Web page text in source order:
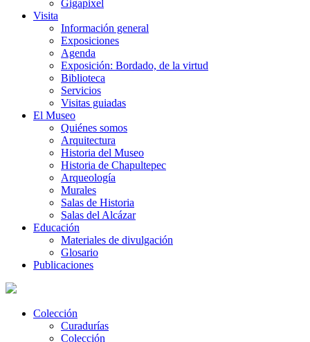
Gigapixel
Visita
Información general
Exposiciones
Agenda
Exposición: Bordado, de la virtud
Biblioteca
Servicios
Visitas guiadas
El Museo
Quiénes somos
Arquitectura
Historia del Museo
Historia de Chapultepec
Arqueología
Murales
Salas de Historia
Salas del Alcázar
Educación
Materiales de divulgación
Glosario
Publicaciones
Colección
Curadurías
Colección